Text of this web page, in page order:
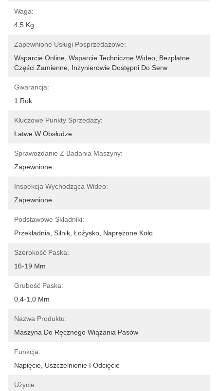
Waga:
4,5 Kg
Zapewnione Usługi Posprzedażowe:
Wsparcie Online, Wsparcie Techniczne Wideo, Bezpłatne
Części Zamienne, Inżynierowie Dostępni Do Serw
Gwarancja:
1 Rok
Kluczowe Punkty Sprzedaży:
Łatwe W Obsłudze
Sprawozdanie Z Badania Maszyny:
Zapewnione
Inspekcja Wychodząca Wideo:
Zapewnione
Podstawowe Składniki:
Przekładnia, Silnik, Łożysko, Naprężone Koło
Szerokość Paska:
16-19 Mm
Grubość Paska:
0,4-1,0 Mm
Nazwa Produktu:
Maszyna Do Ręcznego Wiązania Pasów
Funkcja:
Napięcie, Uszczelnienie I Odcięcie
Użycie: